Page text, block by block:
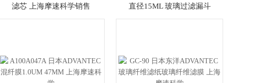
滤芯 上海摩速科学销售
直径15ML 玻璃过滤漏斗